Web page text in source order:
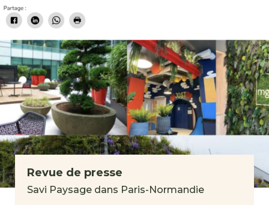
Revue de presse
Savi Paysage dans Paris-Normandie